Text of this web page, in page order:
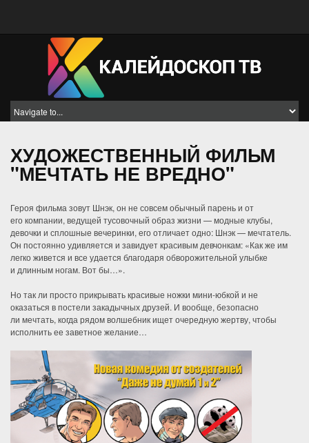
ХУДОЖЕСТВЕННЫЙ ФИЛЬМ
"МЕЧТАТЬ НЕ ВРЕДНО"
Героя фильма зовут Шнэк, он не совсем обычный парень и от
его компании, ведущей тусовочный образ жизни — модные клубы,
девочки и сплошные вечеринки, его отличает одно: Шнэк — мечтатель.
Он постоянно удивляется и завидует красивым девчонкам: «Как же им
легко живется и все удается благодаря обворожительной улыбке
и длинным ногам. Вот бы…».
Но так ли просто прикрывать красивые ножки мини-юбкой и не
оказаться в постели закадычных друзей. И вообще, безопасно
ли мечтать, когда рядом волшебник ищет очередную жертву, чтобы
исполнить ее заветное желание…